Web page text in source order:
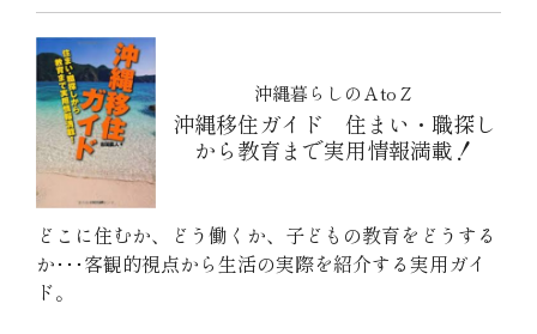
沖縄暮らしのＡtoＺ
沖縄移住ガイド 住まい・職探し
から教育まで実用情報満載！
どこに住むか、どう働くか、子どもの教育をどうする
か･･･客観的視点から生活の実際を紹介する実用ガイ
ド。